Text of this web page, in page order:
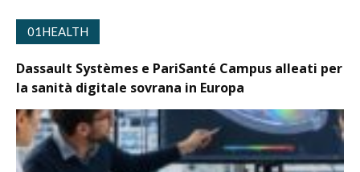
01HEALTH
Dassault Systèmes e PariSanté Campus alleati per
la sanità digitale sovrana in Europa